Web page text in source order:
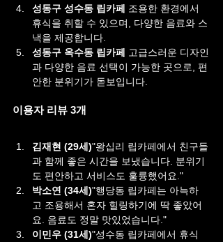
성동구 성수동 립카페 조용한 환경에서
휴식을 취할 수 있으며, 다양한 음료와 스
낵을 제공합니다.
성동구 옥수동 립카페
고급스러운 디자인
과 다양한 음료 선택이 가능한 곳으로, 편
안한 분위기가 돋보입니다.
이용자 리뷰 3개
김재현 (29세)"왕십리 립카페에서 친구들
과 함께 좋은 시간을 보냈습니다. 분위기
도 편안하고 서비스도 훌륭했어요."
박소연 (34세)"행당동 립카페는 아늑하
고 조용해서 혼자 힐링하기에 딱 좋았어
요. 음료도 정말 맛있었습니다."
이민우 (31세)"성수동 립카페에서 휴식